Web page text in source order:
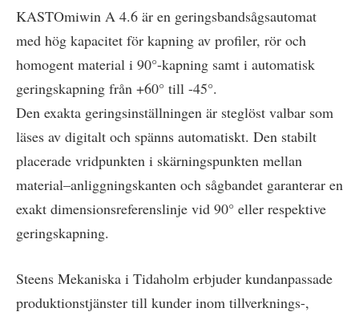
KASTOmiwin A 4.6 är en geringsbandsågsautomat
med hög kapacitet för kapning av profiler, rör och
homogent material i 90°-kapning samt i automatisk
geringskapning från +60° till -45°.
Den exakta geringsinställningen är steglöst valbar som
läses av digitalt och spänns automatiskt. Den stabilt
placerade vridpunkten i skärningspunkten mellan
material–anliggningskanten och sågbandet garanterar en
exakt dimensionsreferenslinje vid 90° eller respektive
geringskapning.
Steens Mekaniska i Tidaholm erbjuder kundanpassade
produktionstjänster till kunder inom tillverknings-,